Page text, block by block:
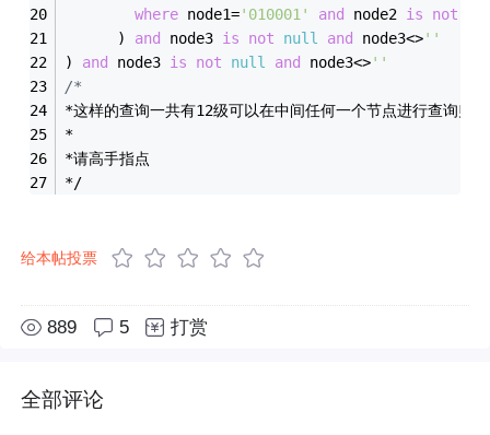
where node1='010001' and node2 is not
      )
and node3 is not null and node3<>''
) and node3 is not null and node3<>''
/*
*这样的查询一共有12级可以在中间任何一个节点进行查询归
*
*请高手指点
*/
给本帖投票
889 5 打赏
全部评论